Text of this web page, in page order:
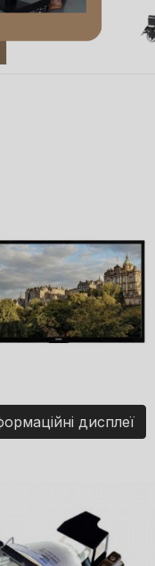
дисплеї